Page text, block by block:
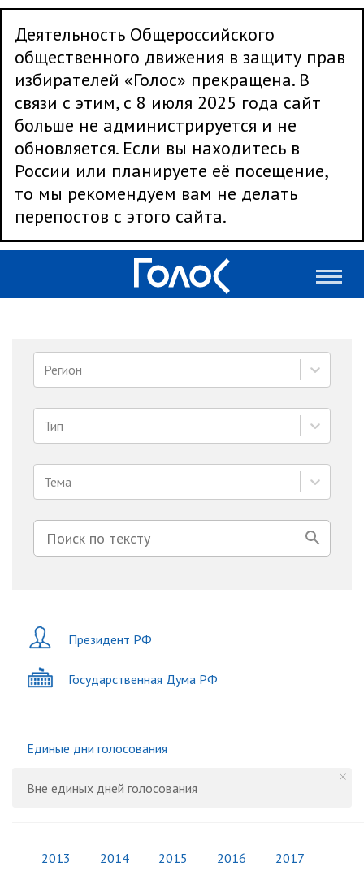
Деятельность Общероссийского
общественного движения в защиту прав
избирателей «Голос» прекращена. В
связи с этим, с 8 июля 2025 года сайт
больше не администрируется и не
обновляется. Если вы находитесь в
России или планируете её посещение,
то мы рекомендуем вам не делать
перепостов с этого сайта.
Регион
Тип
Тема
Президент РФ
Государственная Дума РФ
Единые дни голосования
Вне единых дней голосования
2013 2014 2015 2016 2017